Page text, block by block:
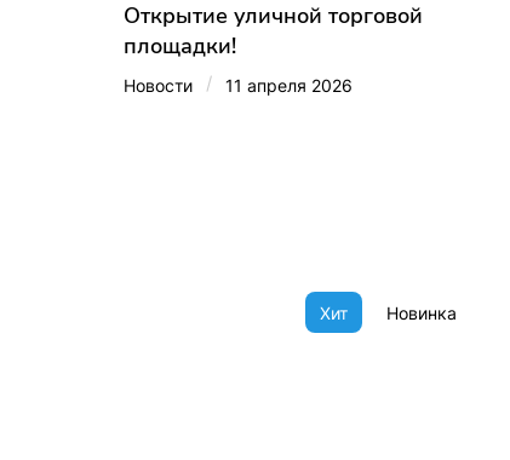
Открытие уличной торговой
площадки!
Новости / 11 апреля 2026
Хит Новинка